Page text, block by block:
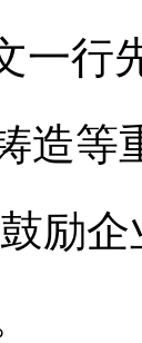
一行
造等
励